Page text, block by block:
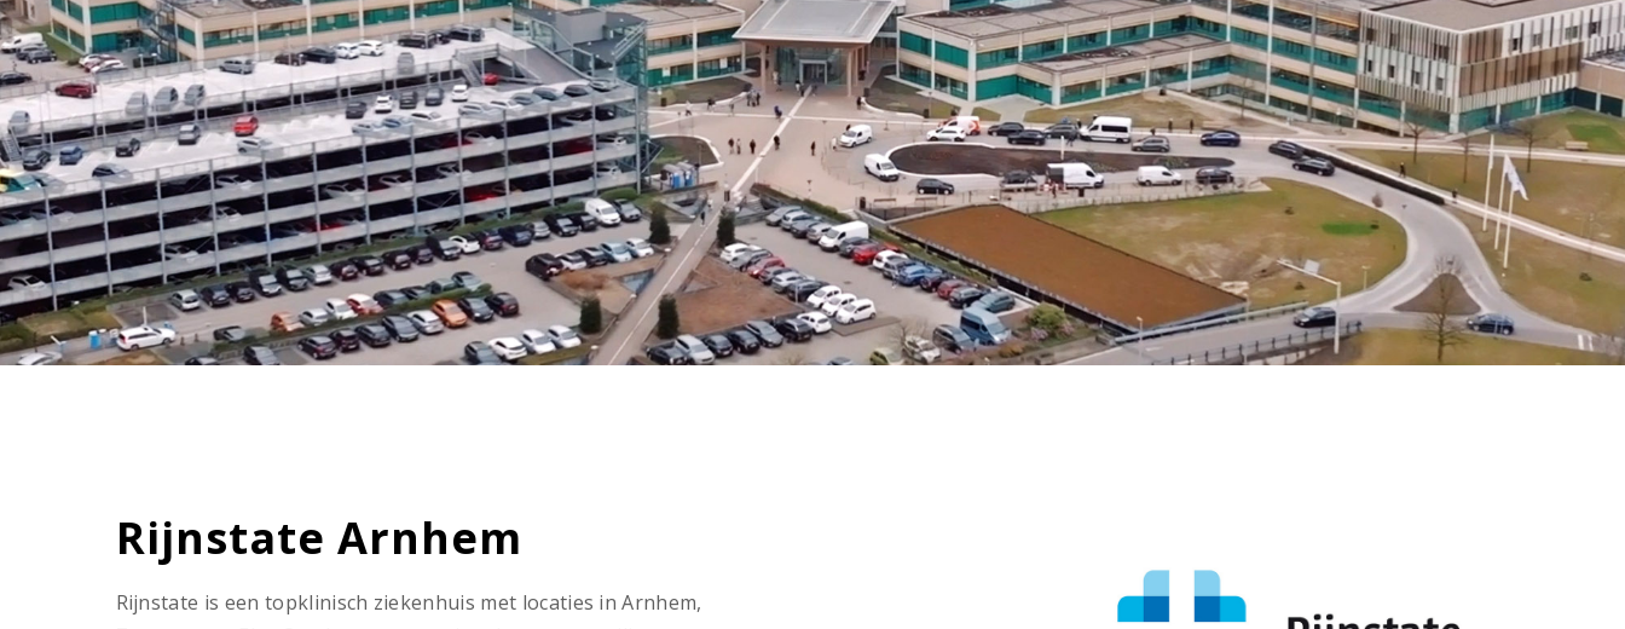
Rijnstate Arnhem
Rijnstate is een topklinisch ziekenhuis met locaties in Arnhem,